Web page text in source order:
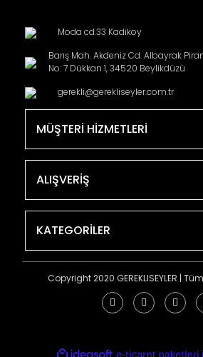
Moda cd.33 Kadikoy
Barış Mah. Akdeniz Cd. Albayrak
No: 7 Dükkan 1, 34520 Beylikdüzü
gerekli@gerekliseyler.com.tr
MÜŞTERİ HİZMETLERİ
ALIŞVERİŞ
KATEGORİLER
Copyright 2020 GEREKLISEYLER |
ideasoft